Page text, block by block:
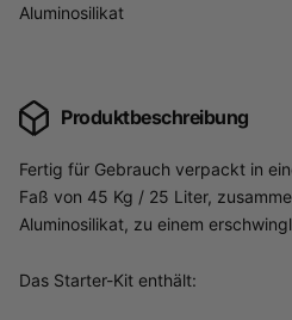
Aluminosilikat
Produktbeschreibung
Fertig für Gebrauch verpackt in
Faß von 45 Kg / 25 Liter,
Aluminosilikat, zu einem
Das Starter-Kit enthält: